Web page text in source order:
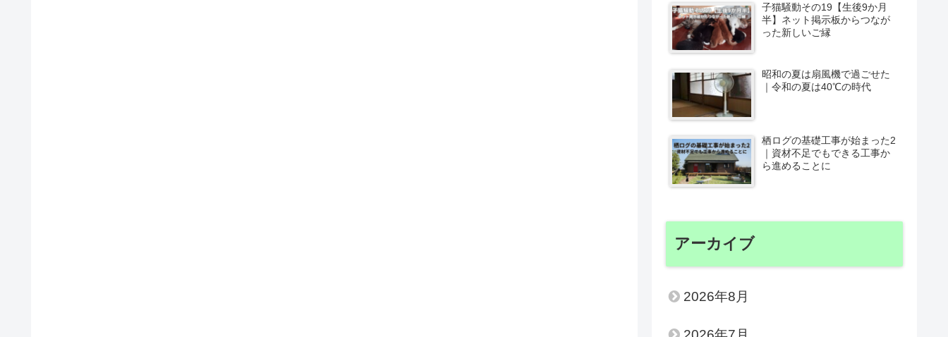
子猫騒動その19【生後9か月
半】ネット掲示板からつなが
った新しいご縁
昭和の夏は扇風機で過ごせた
｜令和の夏は40℃の時代
栖ログの基礎工事が始まった2
｜資材不足でもできる工事か
ら進めることに
アーカイブ
2026年8月